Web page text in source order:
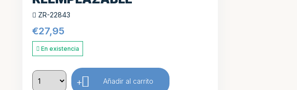
ZR-22843
€27,95
En existencia
+ Añadir al carrito